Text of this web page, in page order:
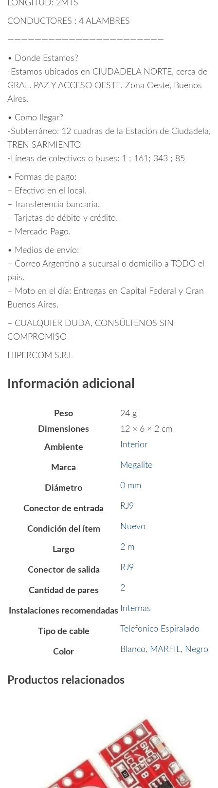
LONGITUD: 2MTS
CONDUCTORES : 4 ALAMBRES
———————————————————————
• Donde Estamos?
-Estamos ubicados en CIUDADELA NORTE, cerca de
GRAL. PAZ Y ACCESO OESTE. Zona Oeste, Buenos
Aires.
• Como llegar?
-Subterráneo: 12 cuadras de la Estación de Ciudadela,
TREN SARMIENTO
-Líneas de colectivos o buses: 1 ; 161; 343 ; 85
• Formas de pago:
– Efectivo en el local.
– Transferencia bancaria.
– Tarjetas de débito y crédito.
– Mercado Pago.
• Medios de envío:
– Correo Argentino a sucursal o domicilio a TODO el
país.
– Moto en el día: Entregas en Capital Federal y Gran
Buenos Aires.
– CUALQUIER DUDA, CONSÚLTENOS SIN
COMPROMISO –
HIPERCOM S.R.L
Información adicional
Peso
24 g
Dimensiones
12 × 6 × 2 cm
Ambiente Interior
Marca Megalite
Diámetro 0 mm
Conector de entrada RJ9
Condición del ítem Nuevo
Largo 2 m
Conector de salida RJ9
Cantidad de pares 2
Instalaciones recomendadas Internas
Tipo de cable Telefonico Espiralado
Color Blanco, MARFIL, Negro
Productos relacionados